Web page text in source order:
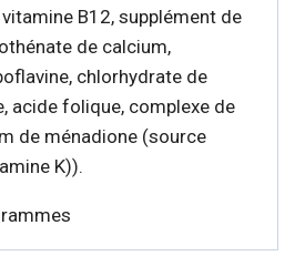
B12, supplément de
de calcium,
chlorhydrate de
acide folique, complexe de
de ménadione (source
K)).